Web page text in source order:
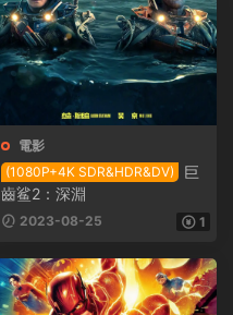
電影
(1080P+4K SDR&HDR&DV)
巨
齒鲨2：深淵
2023-08-25 1